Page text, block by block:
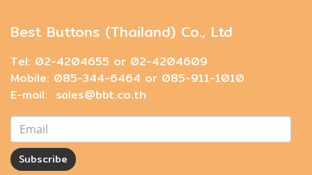
Best Buttons (Thailand) Co., Ltd
Tel: 02-4204655 or 02-4204609
Mobile: 085-344-6464 or 085-911-1010
E-mail: sales@bbt.co.th
Subscribe